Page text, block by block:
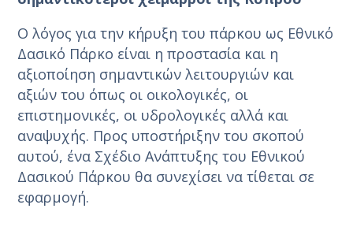
Ο λόγος για την κήρυξη του πάρκου ως Εθνικό
Δασικό Πάρκο είναι η προστασία και η
αξιοποίηση σημαντικών λειτουργιών και
αξιών του όπως οι οικολογικές, οι
επιστημονικές, οι υδρολογικές αλλά και
αναψυχής. Προς υποστήριξην του σκοπού
αυτού, ένα Σχέδιο Ανάπτυξης του Εθνικού
Δασικού Πάρκου θα συνεχίσει να τίθεται σε
εφαρμογή.